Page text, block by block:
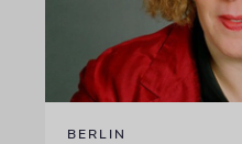
BERLIN